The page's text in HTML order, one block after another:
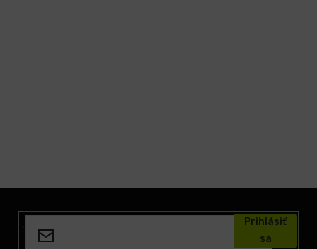
Prihlásiť
sa